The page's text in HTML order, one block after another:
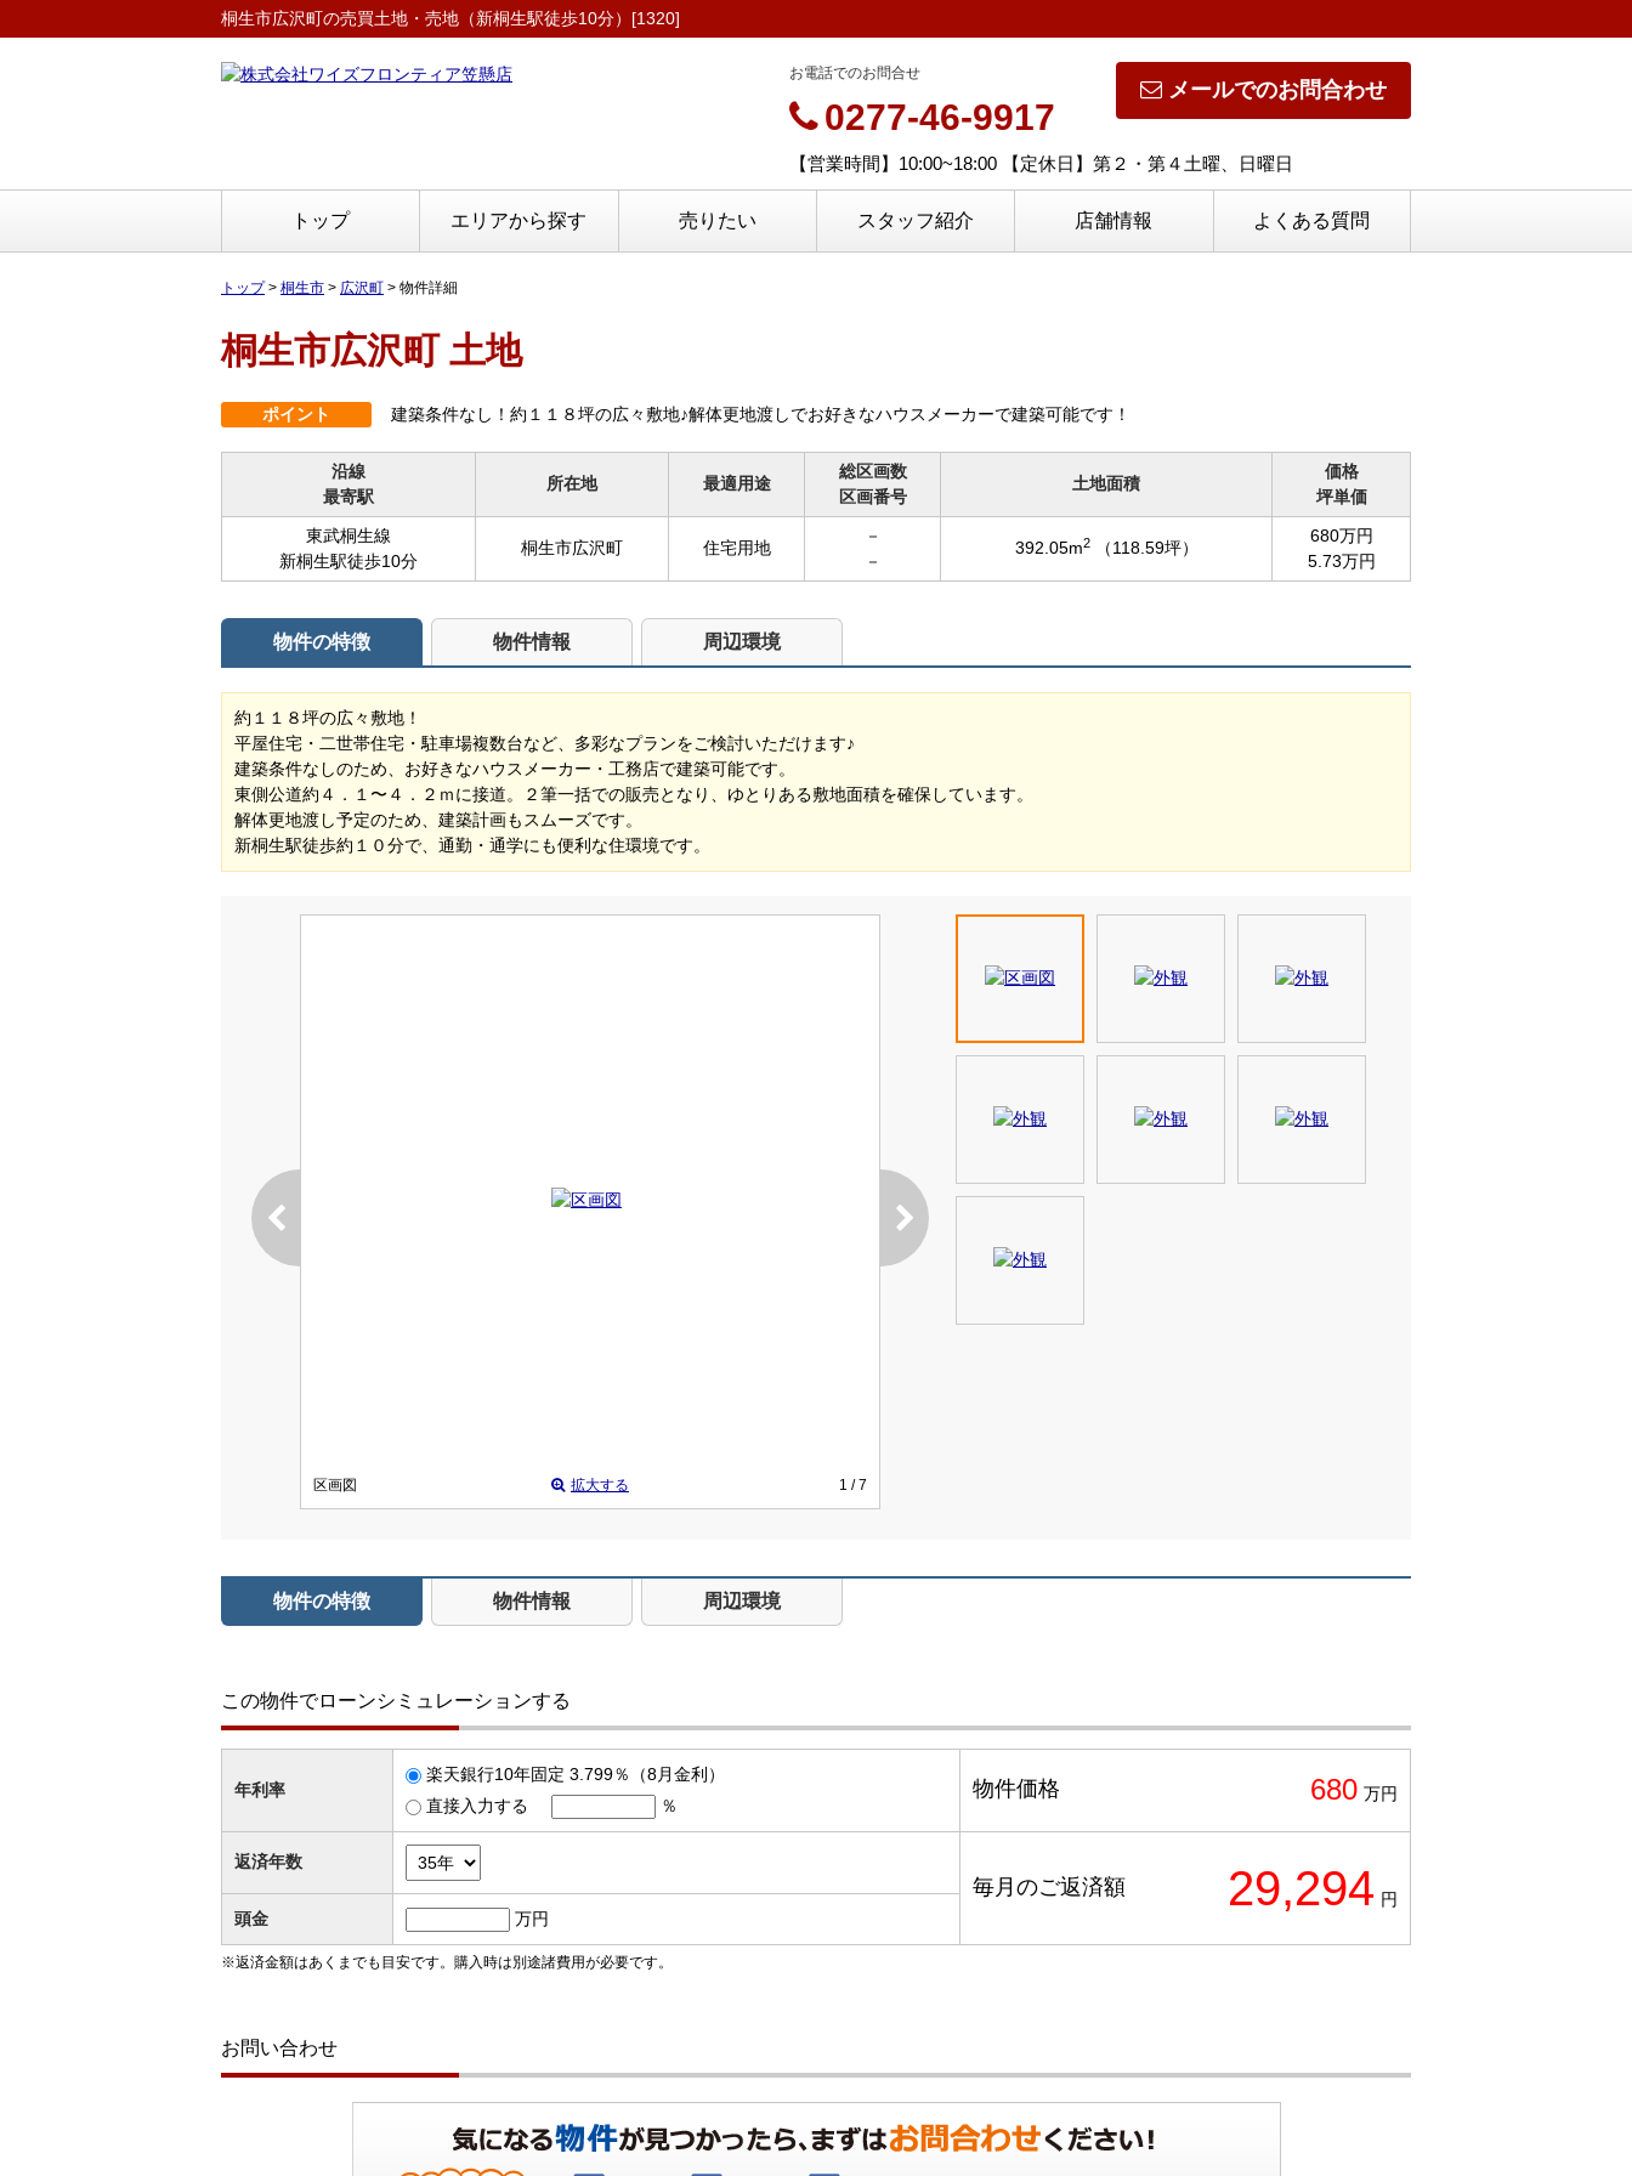
桐生市広沢町の売買土地・売地（新桐生駅徒歩10分）[1320]
メールでのお問合わせ
お電話でのお問合せ
0277-46-9917
【営業時間】10:00~18:00 【定休日】第２・第４土曜、日曜日
トップ エリアから探す 売りたい スタッフ紹介 店舗情報 よくある質問
トップ> 桐生市 > 広沢町 > 物件詳細
桐生市広沢町 土地
ポイント 建築条件なし！約１１８坪の広々敷地♪解体更地渡しでお好きなハウスメーカーで建築可能です！
沿線
最寄駅
所在地 最適用途
総区画数
区画番号
土地面積
価格
坪単価
東武桐生線
新桐生駅徒歩10分
桐生市広沢町 住宅用地
－
－
392.05m2 （118.59坪）
680万円
5.73万円
物件の特徴 物件情報 周辺環境
約１１８坪の広々敷地！
平屋住宅・二世帯住宅・駐車場複数台など、多彩なプランをご検討いただけます♪
建築条件なしのため、お好きなハウスメーカー・工務店で建築可能です。
東側公道約４．１〜４．２ｍに接道。２筆一括での販売となり、ゆとりある敷地面積を確保しています。
解体更地渡し予定のため、建築計画もスムーズです。
新桐生駅徒歩約１０分で、通勤・通学にも便利な住環境です。
区画図 拡大する 1 / 7
物件の特徴 物件情報 周辺環境
この物件でローンシミュレーションする
年利率
楽天銀行10年固定 3.799％（8月金利）
直接入力する
％
物件価格 680 万円
返済年数
毎月のご返済額 29,294 円
頭金
万円
※返済金額はあくまでも目安です。購入時は別途諸費用が必要です。
お問い合わせ